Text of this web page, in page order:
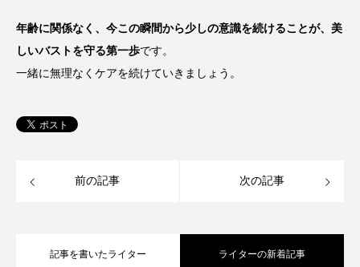
年齢に関係なく、今この瞬間から少しの意識を続けることが、美
しいバストを守る第一歩です。
一緒に無理なくケアを続けていきましょう。
前の記事 次の記事
記事を書いたライター ライターの新着記事